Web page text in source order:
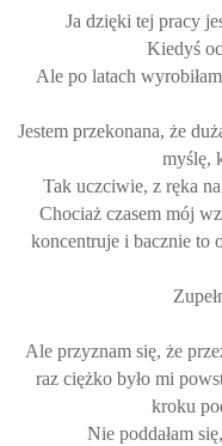
Ja dzięki tej pracy
Kiedyś
Ale po latach
Jestem przekonana, że
myślę,
Tak uczciwie, z ręka
Chociaż czasem mój
koncentruje i bacznie to
Ale przyznam się, że
raz ciężko było mi
kroku
Nie poddałam